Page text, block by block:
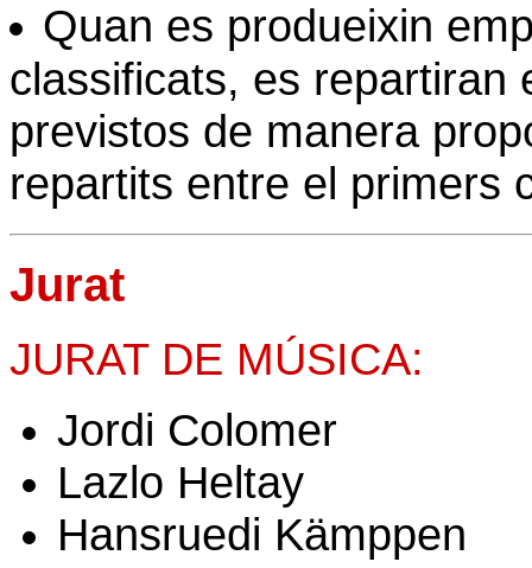
Quan es produeixin
classificats, es repartiran
previstos de manera
repartits entre el primers
Jurat
JURAT DE MÚSICA:
Jordi Colomer
Lazlo Heltay
Hansruedi Kämppen